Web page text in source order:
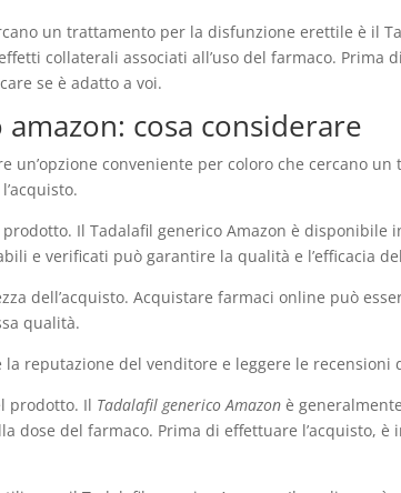
un trattamento per la disfunzione erettile è il
collaterali associati all’uso del farmaco. Prima
se è adatto a voi.
cosa considerare
un’opzione conveniente per coloro che cercano
Il Tadalafil generico Amazon è
e verificati può garantire la qualità e l’efficacia
dell’acquisto. Acquistare farmaci online può
qualità.
reputazione del venditore e leggere le recensioni
prodotto. Il Tadalafil generico Amazon è
dose del farmaco. Prima di effettuare l’acquisto,